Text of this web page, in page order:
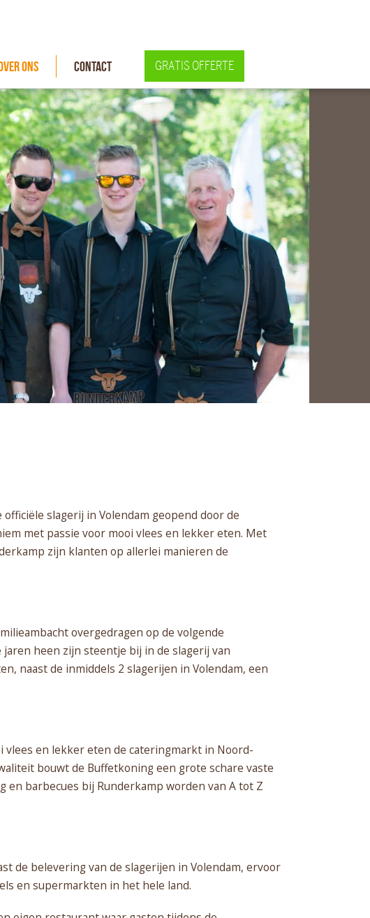
Ons Contact GRATIS OFFERTE
slagerij in Volendam geopend door de
met passie voor mooi vlees en lekker eten. Met
zijn klanten op allerlei manieren de
overgedragen op de volgende
heen zijn steentje bij in de slagerij van
naast de inmiddels 2 slagerijen in Volendam, een
en lekker eten de cateringmarkt in Noord-
bouwt de Buffetkoning een grote schare vaste
barbecues bij Runderkamp worden van A tot Z
de belevering van de slagerijen in Volendam, ervoor
en supermarkten in het hele land.